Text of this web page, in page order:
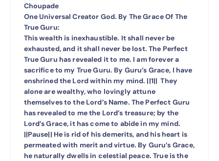
Choupade
One Universal Creator God. By The Grace Of The
True Guru:
This wealth is inexhaustible. It shall never be
exhausted, and it shall never be lost. The Perfect
True Guru has revealed it to me. I am forever a
sacrifice to my True Guru. By Guru’s Grace, I have
enshrined the Lord within my mind. ||1|| They
alone are wealthy, who lovingly attune
themselves to the Lord’s Name. The Perfect Guru
has revealed to me the Lord’s treasure; by the
Lord’s Grace, it has come to abide in my mind.
||Pause|| He is rid of his demerits, and his heart is
permeated with merit and virtue. By Guru’s Grace,
he naturally dwells in celestial peace. True is the